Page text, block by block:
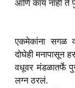
आणि काय नाही ते
एकमेकांना सगळ
दोघेही मनापासून
वधूवर मंडळातर्फे
लग्न ठरलं.